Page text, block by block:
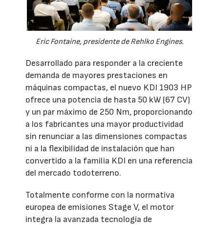
Eric Fontaine, presidente de Rehlko Engines.
Desarrollado para responder a la creciente
demanda de mayores prestaciones en
máquinas compactas, el nuevo KDI 1903 HP
ofrece una potencia de hasta 50 kW (67 CV)
y un par máximo de 250 Nm, proporcionando
a los fabricantes una mayor productividad
sin renunciar a las dimensiones compactas
ni a la flexibilidad de instalación que han
convertido a la familia KDI en una referencia
del mercado todoterreno.
Totalmente conforme con la normativa
europea de emisiones Stage V, el motor
integra la avanzada tecnología de